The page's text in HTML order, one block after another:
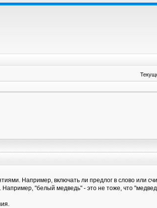
Например, включать ли предлог в слово или
"белый медведь" - это не тоже, что